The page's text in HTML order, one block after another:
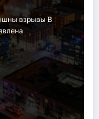
взрывы В